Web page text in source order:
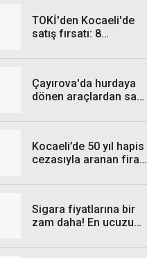
TOKİ'den Kocaeli'de
satış fırsatı: 8
Çayırova'da hurdaya
dönen araçlardan sağ
Kocaeli’de 50 yıl hapis
cezasıyla aranan firari
Sigara fiyatlarına bir
zam daha! En ucuzu